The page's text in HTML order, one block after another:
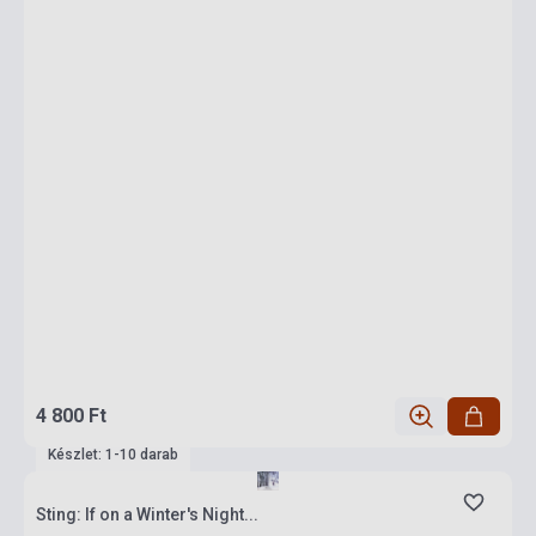
4 800 Ft
Készlet: 1-10 darab
Sting: If on a Winter's Night...